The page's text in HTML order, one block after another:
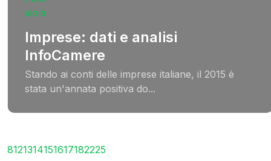
Imprese: dati e analisi
InfoCamere
Stando ai conti delle imprese italiane, il 2015 è
stata un'annata positiva do...
8121314151617182225